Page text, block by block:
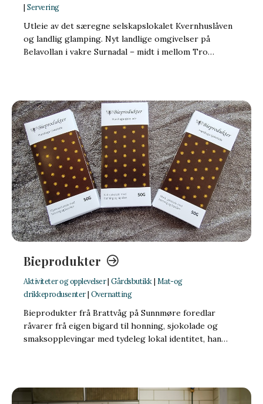
| Servering
Utleie av det særegne selskapslokalet Kvernhuslåven
og landlig glamping. Nyt landlige omgivelser på
Belavollan i vakre Surnadal – midt i mellom Tro…
Bieprodukter
Aktiviteter og opplevelser| Gårdsbutikk| Mat-og
drikkeprodusenter| Overnatting
Bieprodukter frå Brattvåg på Sunnmøre foredlar
råvarer frå eigen bigard til honning, sjokolade og
smaksopplevingar med tydeleg lokal identitet, han…